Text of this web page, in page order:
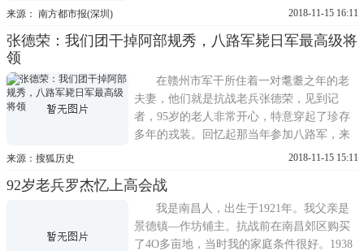
处副主任、115师独立旅1团政委等职，参加
地、冀鲁豫根据地等;解放战争中，参加挺进
中国成立后，任16军政
来源： 南方都市报(深圳) 2018-11-15 16:11
张德荣：我们团干掉阿部规秀，八路军毙日军最高级将
领
在赣州市军干所住着一对耄耋之年的老
夫妻，他们就是抗战老兵张德荣，见到记
者，95岁的老人非常开心，特意穿起了珍存
多年的戎装。回忆起那当年参加八路军，来
到抗日前线，投身抗日战争时的峥嵘烽火岁
在地里种番薯，路上走来几个八路军战士，
他们向我问路，我自告奋勇地说你们要去的
地方也就五里路，我带你
来源：搜狐历史 2018-11-15 15:11
92岁老兵罗杰忆上高会战
我是南昌人，出生于1921年。我父亲是
景德镇—作坊铺主。抗战前在南昌郊区购买
了4O多亩地，当时我的家庭条件很好。1938